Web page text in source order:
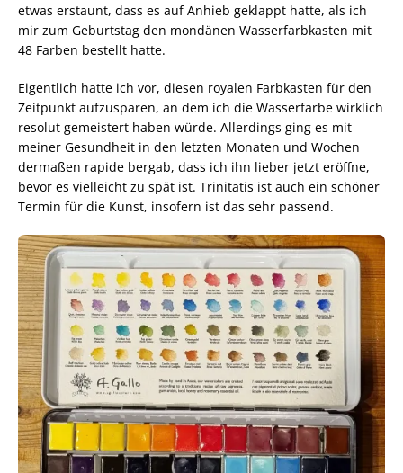
etwas erstaunt, dass es auf Anhieb geklappt hatte, als ich
mir zum Geburtstag den mondänen Wasserfarbkasten mit
48 Farben bestellt hatte.
Eigentlich hatte ich vor, diesen royalen Farbkasten für den
Zeitpunkt aufzusparen, an dem ich die Wasserfarbe wirklich
resolut gemeistert haben würde. Allerdings ging es mit
meiner Gesundheit in den letzten Monaten und Wochen
dermaßen rapide bergab, dass ich ihn lieber jetzt eröffne,
bevor es vielleicht zu spät ist. Trinitatis ist auch ein schöner
Termin für die Kunst, insofern ist das sehr passend.